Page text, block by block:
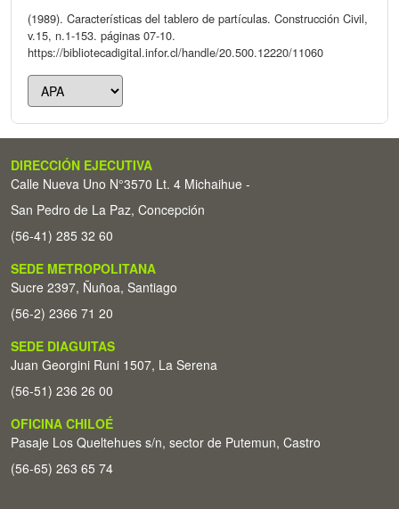
(1989). Características del tablero de partículas. Construcción Civil,
v.15, n.1-153. páginas 07-10.
https://bibliotecadigital.infor.cl/handle/20.500.12220/11060
DIRECCIÓN EJECUTIVA
Calle Nueva Uno N°3570 Lt. 4 Michaihue -
San Pedro de La Paz, Concepción
(56-41) 285 32 60
SEDE METROPOLITANA
Sucre 2397, Ñuñoa, Santiago
(56-2) 2366 71 20
SEDE DIAGUITAS
Juan Georgini Runi 1507, La Serena
(56-51) 236 26 00
OFICINA CHILOÉ
Pasaje Los Queltehues s/n, sector de Putemun, Castro
(56-65) 263 65 74